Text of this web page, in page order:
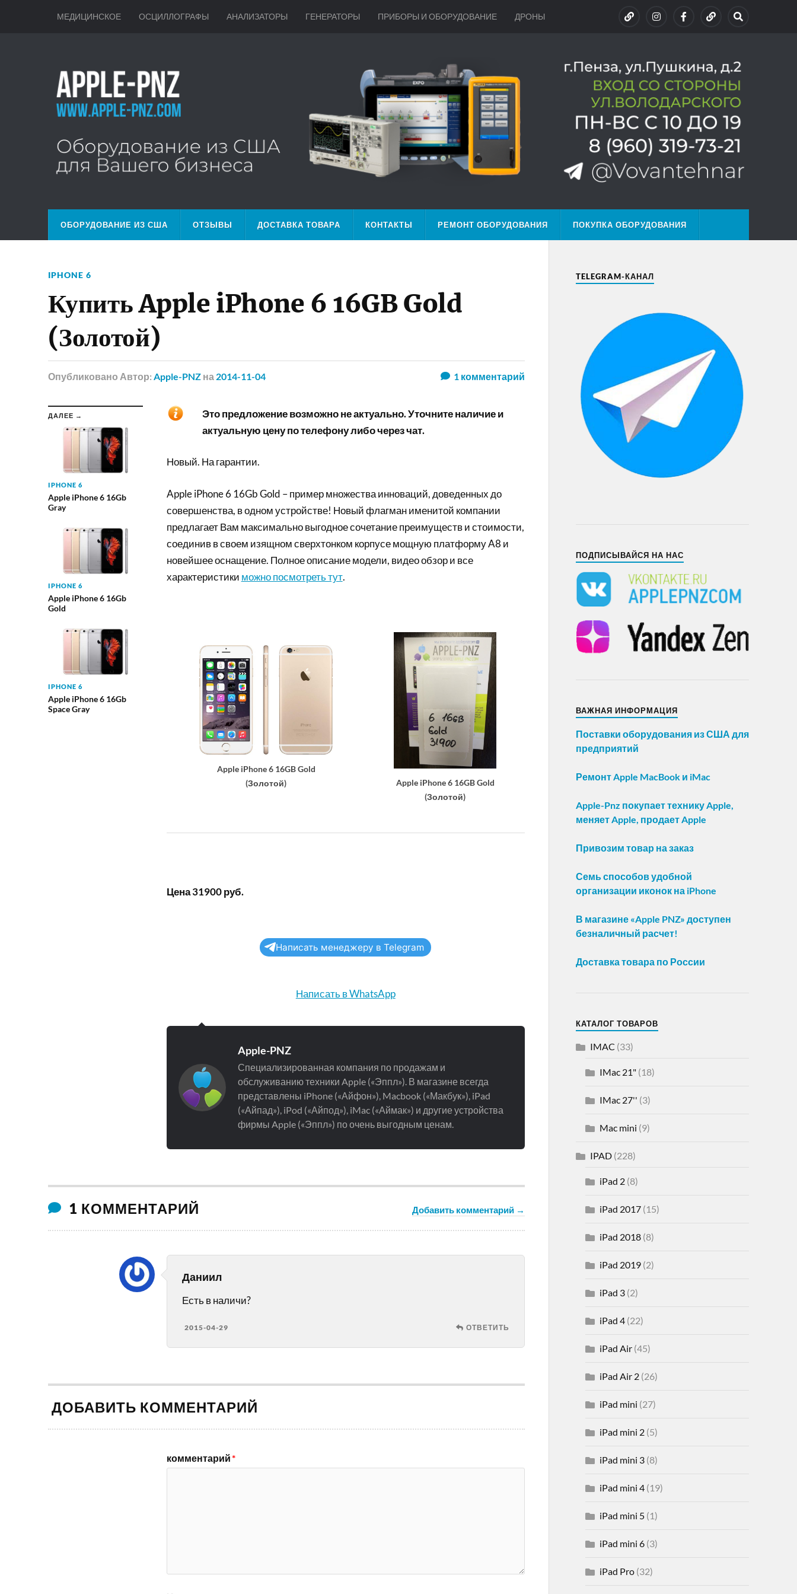
МЕДИЦИНСКОЕ ОСЦИЛЛОГРАФЫ АНАЛИЗАТОРЫ ГЕНЕРАТОРЫ ПРИБОРЫ И ОБОРУДОВАНИЕ ДРОНЫ
ОБОРУДОВАНИЕ ИЗ США ОТЗЫВЫ ДОСТАВКА ТОВАРА КОНТАКТЫ РЕМОНТ ОБОРУДОВАНИЯ ПОКУПКА ОБОРУДОВАНИЯ
IPHONE 6
Купить Apple iPhone 6 16GB Gold
(Золотой)
Опубликовано Автор: Apple-PNZ на 2014-11-04 1комментарий
ДАЛЕЕ →
IPHONE 6
Apple iPhone 6 16Gb
Gray
IPHONE 6
Apple iPhone 6 16Gb
Gold
IPHONE 6
Apple iPhone 6 16Gb
Space Gray
Это предложение возможно не актуально. Уточните наличие и
актуальную цену по телефону либо через чат.
Новый. На гарантии.
Apple iPhone 6 16Gb Gold – пример множества инноваций, доведенных до
совершенства, в одном устройстве! Новый флагман именитой компании
предлагает Вам максимально выгодное сочетание преимуществ и стоимости,
соединив в своем изящном сверхтонком корпусе мощную платформу A8 и
новейшее оснащение. Полное описание модели, видео обзор и все
характеристики можно посмотреть тут.
Apple iPhone 6 16GB Gold
(Золотой)
Apple iPhone 6 16GB Gold
(Золотой)
Цена 31900 руб.
Написать менеджеру в Telegram
Написать в WhatsApp
Apple-PNZ
Специализированная компания по продажам и
обслуживанию техники Apple («Эппл»). В магазине всегда
представлены iPhone («Айфон»), Macbook («Макбук»), iPad
(«Айпад»), iPod («Айпод»), iMac («Аймак») и другие устройства
фирмы Apple («Эппл») по очень выгодным ценам.
1 КОММЕНТАРИЙ Добавить комментарий →
Даниил
Есть в наличи?
2015-04-29 ОТВЕТИТЬ
ДОБАВИТЬ КОММЕНТАРИЙ
комментарий*
TELEGRAM-КАНАЛ
ПОДПИСЫВАЙСЯ НА НАС
ВАЖНАЯ ИНФОРМАЦИЯ
Поставки оборудования из США для
предприятий
Ремонт Apple MacBook и iMac
Apple-Pnz покупает технику Apple,
меняет Apple, продает Apple
Привозим товар на заказ
Семь способов удобной
организации иконок на iPhone
В магазине «Apple PNZ» доступен
безналичный расчет!
Доставка товара по России
КАТАЛОГ ТОВАРОВ
IMAC (33)
IMac 21"(18)
IMac 27'' (3)
Mac mini (9)
IPAD(228)
iPad 2(8)
iPad 2017(15)
iPad 2018(8)
iPad 2019(2)
iPad 3(2)
iPad 4(22)
iPad Air(45)
iPad Air 2(26)
iPad mini (27)
iPad mini 2(5)
iPad mini 3(8)
iPad mini 4(19)
iPad mini 5(1)
iPad mini 6(3)
iPad Pro(32)